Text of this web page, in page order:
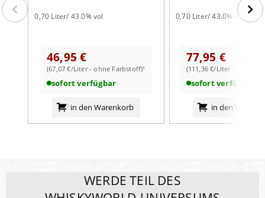
0,70 Liter/ 43.0% vol
46,95 €
(67,07 €/Liter - ohne Farbstoff)¹
sofort verfügbar
in den Warenkorb
0,70 Liter/ 43.0% vol
77,95 €
(111,36 €/Liter - ohne
sofort verfügbar
in den
WERDE TEIL DES